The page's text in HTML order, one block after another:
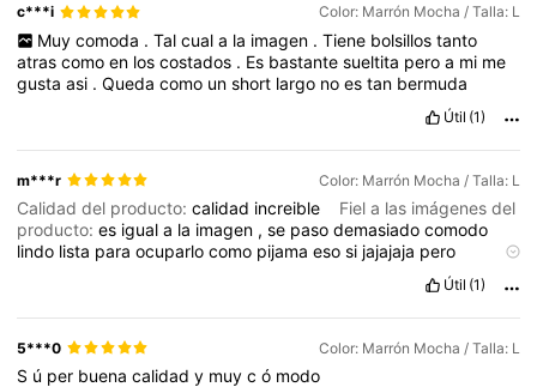
c***i Color: Marrón Mocha / Talla: L
Muy comoda . Tal cual a la imagen . Tiene bolsillos tanto
atrascomoen loscostados . Es bastantesueltita peroa mi me
gustaasi .Quedacomo unshort largo noestan bermuda
Útil (1)
m***r Color: Marrón Mocha / Talla: L
Calidad del producto:calidad increible
Fiel a las imágenes del
producto:es iguala la imagen ,se pasodemasiadocomodo
lindo lista paraocuparlocomo pijamaesosi jajajaja pero
Útil (1)
5***0 Color: Marrón Mocha / Talla: L
S ú per buenacalidady muycó modo